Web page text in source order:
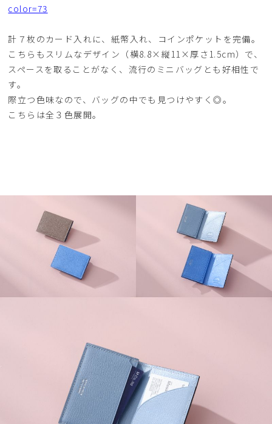
color=73
計７枚のカード入れに、紙幣入れ、コインポケットを完備。
こちらもスリムなデザイン（横8.8×縦11×厚さ1.5cm）で、
スペースを取ることがなく、流行のミニバッグとも好相性で
す。
際立つ色味なので、バッグの中でも見つけやすく◎。
こちらは全３色展開。